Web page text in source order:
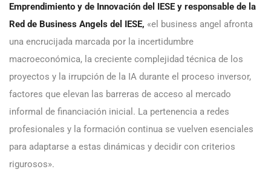
Emprendimiento y de Innovación del IESE y responsable de la
Red de Business Angels del IESE, «el business angel afronta
una encrucijada marcada por la incertidumbre
macroeconómica, la creciente complejidad técnica de los
proyectos y la irrupción de la IA durante el proceso inversor,
factores que elevan las barreras de acceso al mercado
informal de financiación inicial. La pertenencia a redes
profesionales y la formación continua se vuelven esenciales
para adaptarse a estas dinámicas y decidir con criterios
rigurosos».